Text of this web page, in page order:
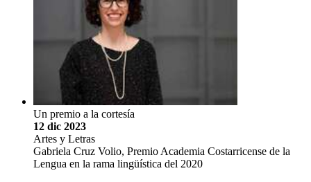
Un premio a la cortesía
12 dic 2023
Artes y Letras
Gabriela Cruz Volio, Premio Academia Costarricense de la
Lengua en la rama lingüística del 2020